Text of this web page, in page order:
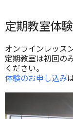
定期教室体験
オンラインレッス
定期教室は初回の
ください。
体験のお申し込み